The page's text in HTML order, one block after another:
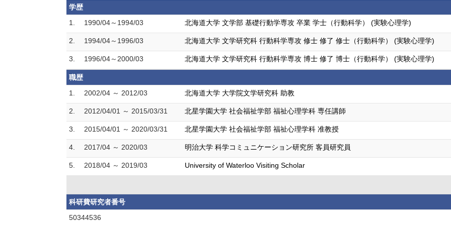
学歴
1.
1990/04～1994/03 北海道大学 文学部 基礎行動学専攻 卒業 学士（行動科学） (実験心理学)
2. 1994/04～1996/03 北海道大学 文学研究科 行動科学専攻 修士 修了 修士（行動科学） (実験心理学)
3. 1996/04～2000/03 北海道大学 文学研究科 行動科学専攻 博士 修了 博士（行動科学） (実験心理学)
職歴
1.
2002/04 ～ 2012/03 北海道大学 大学院文学研究科 助教
2. 2012/04/01 ～ 2015/03/31 北星学園大学 社会福祉学部 福祉心理学科 専任講師
3. 2015/04/01 ～ 2020/03/31 北星学園大学 社会福祉学部 福祉心理学科 准教授
4. 2017/04 ～ 2020/03 明治大学 科学コミュニケーション研究所 客員研究員
5. 2018/04 ～ 2019/03 University of Waterloo Visiting Scholar
科研費研究者番号
50344536